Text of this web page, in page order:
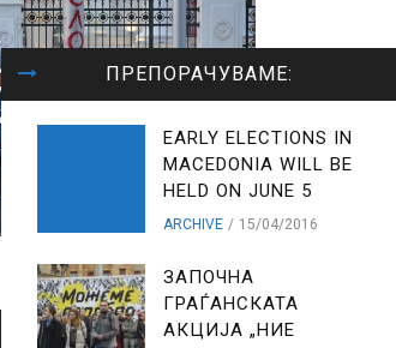
ПРЕПОРАЧУВАМЕ:
EARLY ELECTIONS IN
MACEDONIA WILL BE
HELD ON JUNE 5
ARCHIVE 15/04/2016
ЗАПОЧНА
ГРАЃАНСКАТА
АКЦИЈА „НИЕ